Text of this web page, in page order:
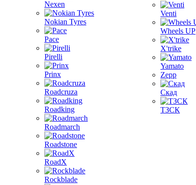
Nexen
Nokian Tyres
Pace
Pirelli
Prinx
Roadcruza
Roadking
Roadmarch
Roadstone
RoadX
Rockblade
Venti
Wheels UP
X'trike
Yamato
Zepp
Скад
ТЗСК